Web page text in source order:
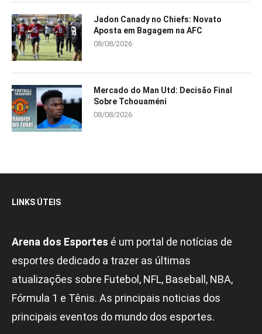
Jadon Canady no Chiefs: Novato
Aposta em Bagagem na AFC
08/08/2026
Mercado do Man Utd: Decisão Final
Sobre Tchouaméni
08/08/2026
LINKS ÚTEIS
Arena dos Esportes é um portal de notícias de
esportes dedicado a trazer as últimas
atualizações sobre Futebol, NFL, Baseball, NBA,
Fórmula 1 e Tênis. As principais noticias dos
principais eventos do mundo dos esportes.